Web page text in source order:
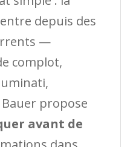
depuis des
—
complot,
propose
avant de